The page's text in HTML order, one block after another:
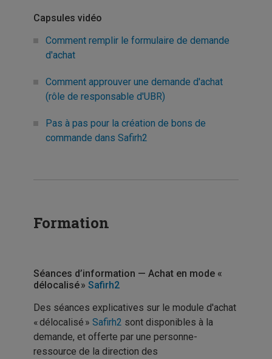
Capsules vidéo
Comment remplir le formulaire de demande
d'achat
Comment approuver une demande d'achat
(rôle de responsable d'UBR)
Pas à pas pour la création de bons de
commande dans Safirh2
Formation
Séances d’information — Achat en mode «
délocalisé » Safirh2
Des séances explicatives sur le module d'achat
« délocalisé » Safirh2 sont disponibles à la
demande, et offerte par une personne-
ressource de la direction des